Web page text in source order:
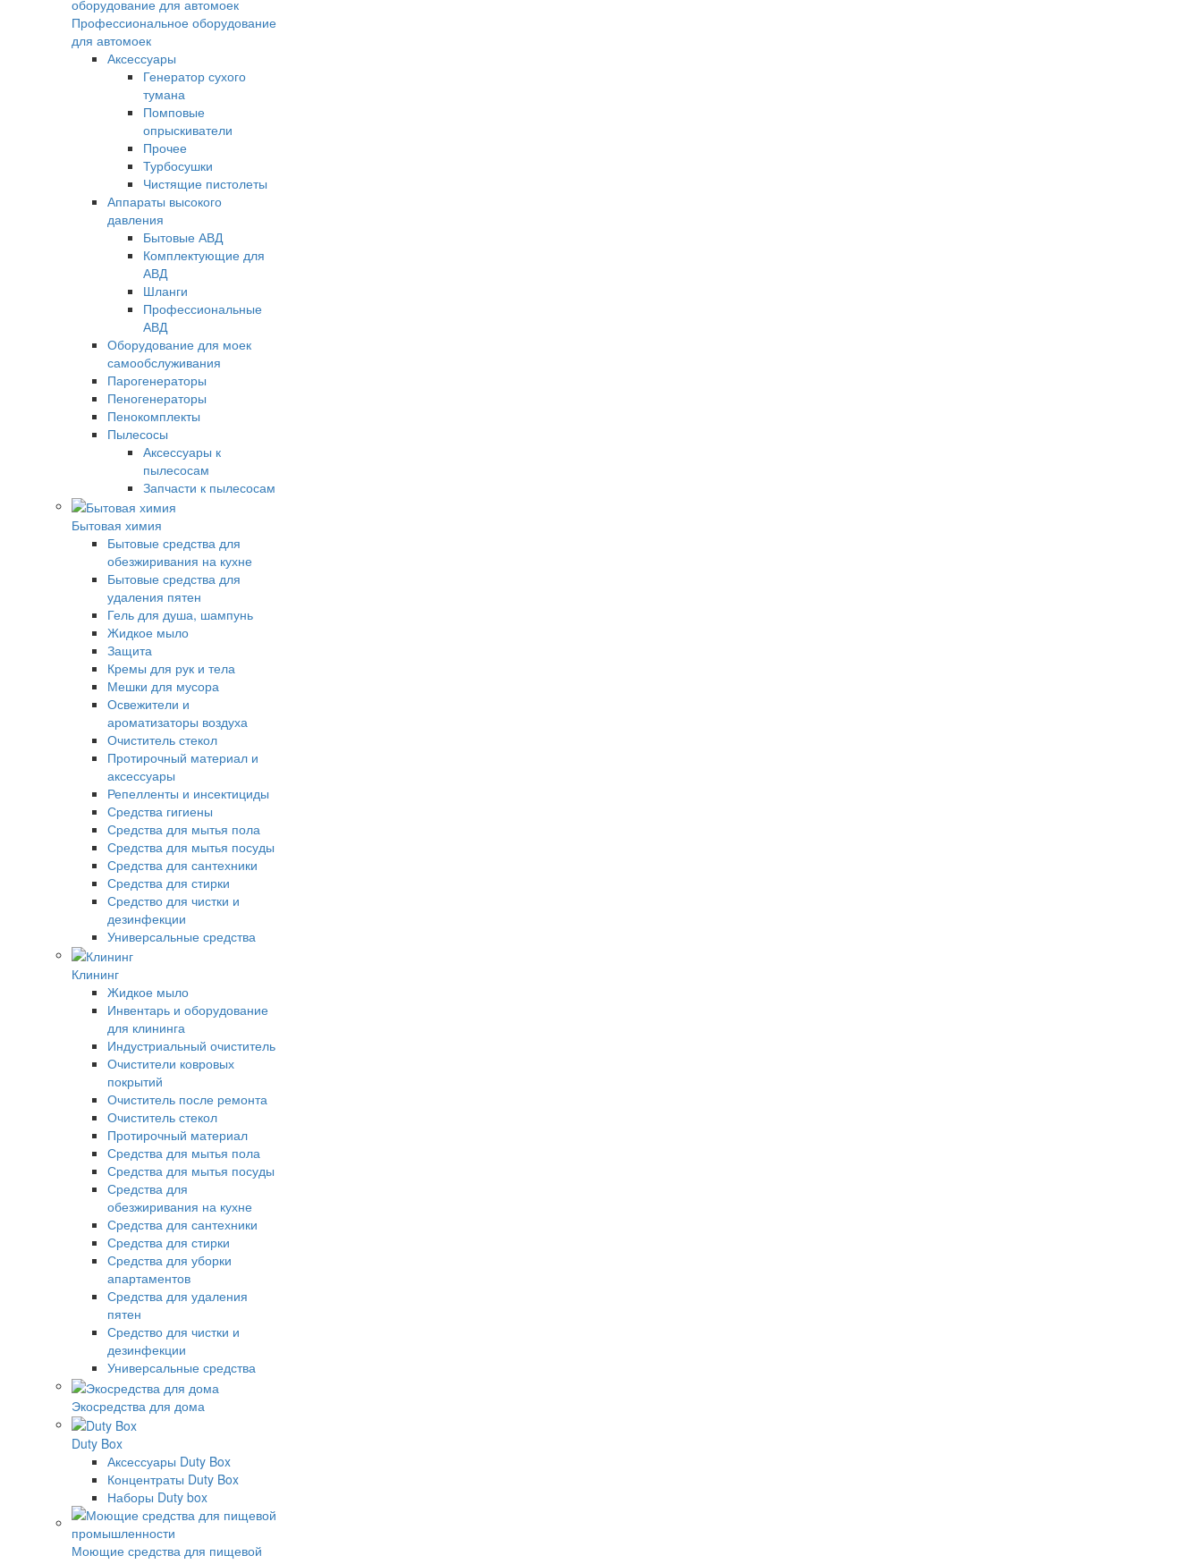
Профессиональное оборудование
для автомоек
Аксессуары
Генератор сухого
тумана
Помповые
опрыскиватели
Прочее
Турбосушки
Чистящие пистолеты
Аппараты высокого
давления
Бытовые АВД
Комплектующие для
АВД
Шланги
Профессиональные
АВД
Оборудование для моек
самообслуживания
Парогенераторы
Пеногенераторы
Пенокомплекты
Пылесосы
Аксессуары к
пылесосам
Запчасти к пылесосам
Бытовая химия
Бытовые средства для
обезжиривания на кухне
Бытовые средства для
удаления пятен
Гель для душа, шампунь
Жидкое мыло
Защита
Кремы для рук и тела
Мешки для мусора
Освежители и
ароматизаторы воздуха
Очиститель стекол
Протирочный материал и
аксессуары
Репелленты и инсектициды
Средства гигиены
Средства для мытья пола
Средства для мытья посуды
Средства для сантехники
Средства для стирки
Средство для чистки и
дезинфекции
Универсальные средства
Клининг
Жидкое мыло
Инвентарь и оборудование
для клининга
Индустриальный очиститель
Очистители ковровых
покрытий
Очиститель после ремонта
Очиститель стекол
Протирочный материал
Средства для мытья пола
Средства для мытья посуды
Средства для
обезжиривания на кухне
Средства для сантехники
Средства для стирки
Средства для уборки
апартаментов
Средства для удаления
пятен
Средство для чистки и
дезинфекции
Универсальные средства
Экосредства для дома
Duty Box
Аксессуары Duty Box
Концентраты Duty Box
Наборы Duty box
Моющие средства для пищевой